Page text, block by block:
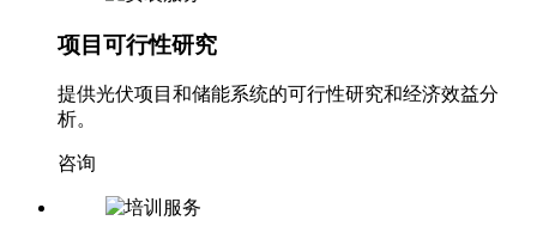
项目可行性研究
提供光伏项目和储能系统的可行性研究和经济效益分
析。
咨询